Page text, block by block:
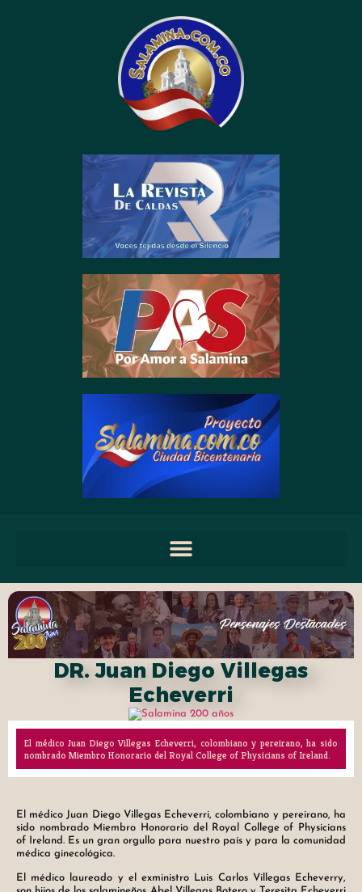
DR. Juan Diego Villegas
Echeverri
El médico Juan Diego Villegas Echeverri, colombiano y pereirano, ha sido
nombrado Miembro Honorario del Royal College of Physicians of Ireland.
El médico Juan Diego Villegas Echeverri, colombiano y pereirano, ha
sido nombrado Miembro Honorario del Royal College of Physicians
of Ireland. Es un gran orgullo para nuestro país y para la comunidad
médica ginecológica.
El médico laureado y el exministro Luis Carlos Villegas Echeverry,